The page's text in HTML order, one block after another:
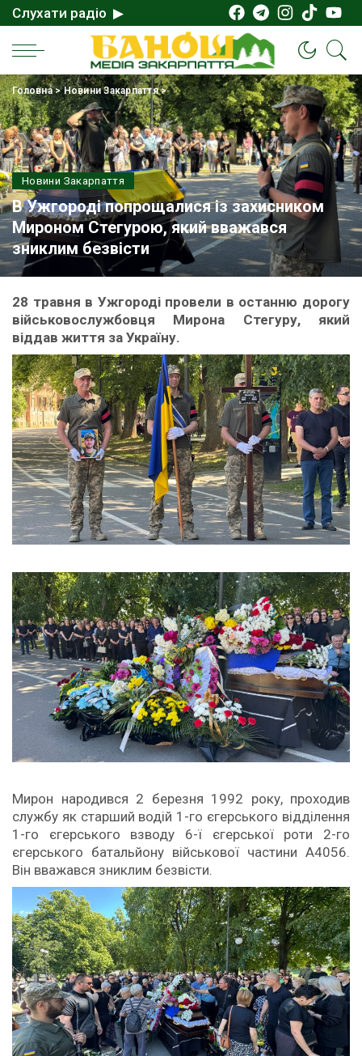
Слухати радіо ▶
Головна>Новини Закарпаття>
Новини Закарпаття
В Ужгороді попрощалися із захисником
Мироном Стегурою, який вважався
зниклим безвісти
28 травня в Ужгороді провели в останню дорогу
військовослужбовця Мирона Стегуру, який
віддав життя за Україну.
Мирон народився 2 березня 1992 року, проходив
службу як старший водій 1-го єгерського відділення
1-го єгерського взводу 6-ї єгерської роти 2-го
єгерського батальйону військової частини А4056.
Він вважався зниклим безвісти.